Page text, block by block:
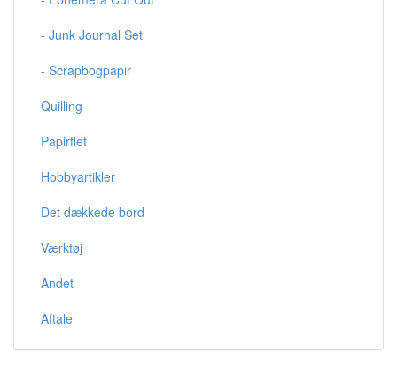
- Junk Journal Set
- Scrapbogpapir
Quilling
Papirflet
Hobbyartikler
Det dækkede bord
Værktøj
Andet
Aftale